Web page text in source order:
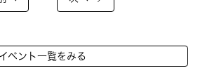
イベント一覧をみる